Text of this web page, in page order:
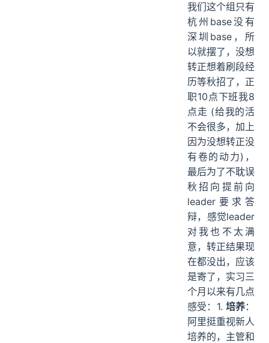
我们这个组只有
杭州base没有
深圳base，所
以就摆了，没想
转正想着刷段经
历等秋招了，正
职10点下班我8
点走 (给我的活
不会很多，加上
因为没想转正没
有卷的动力)，
最后为了不耽误
秋招向提前向
leader要求答
辩，感觉leader
对我也不太满
意，转正结果现
在都没出，应该
是寄了，实习三
个月以来有几点
感受：1. 培养：
阿里挺重视新人
培养的，主管和